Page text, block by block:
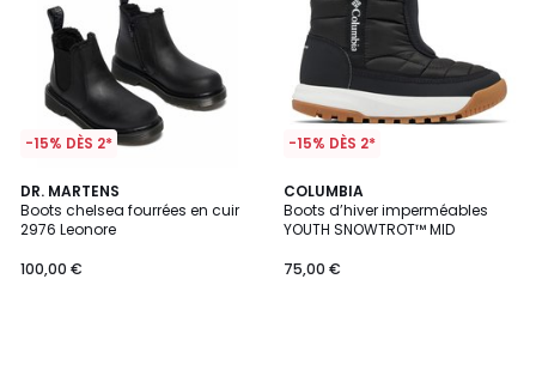
-15% DÈS 2*
DR. MARTENS
Boots chelsea fourrées en cuir
2976 Leonore
100,00 €
-15% DÈS 2*
COLUMBIA
Boots d’hiver imperméables
YOUTH SNOWTROT™ MID
75,00 €